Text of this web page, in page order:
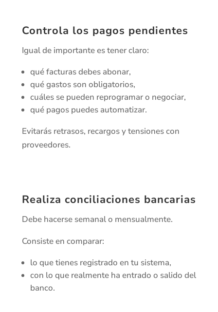
Controla los pagos pendientes
Igual de importante es tener claro:
qué facturas debes abonar,
qué gastos son obligatorios,
cuáles se pueden reprogramar o negociar,
qué pagos puedes automatizar.
Evitarás retrasos, recargos y tensiones con
proveedores.
Realiza conciliaciones bancarias
Debe hacerse semanal o mensualmente.
Consiste en comparar:
lo que tienes registrado en tu sistema,
con lo que realmente ha entrado o salido del
banco.